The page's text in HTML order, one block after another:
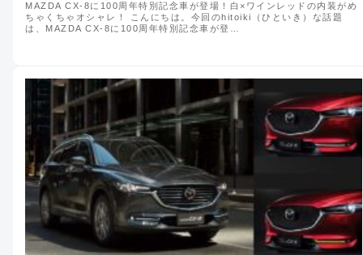
MAZDA CX-8に100周年特別記念車が登場！白×ワインレッドの内装がめ
ちゃくちゃオシャレ！ こんにちは。今回のhitoiki（ひといき）な話題
は、MAZDA CX-8に100周年特別記念車が登…